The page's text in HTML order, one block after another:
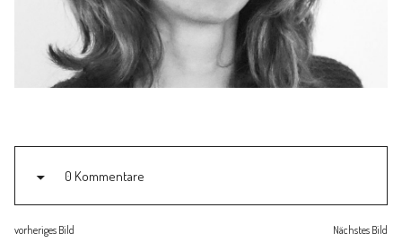
Mathe für Mamas
Familienleben
0 Kommentare
Nächstes Bild
vorheriges Bild